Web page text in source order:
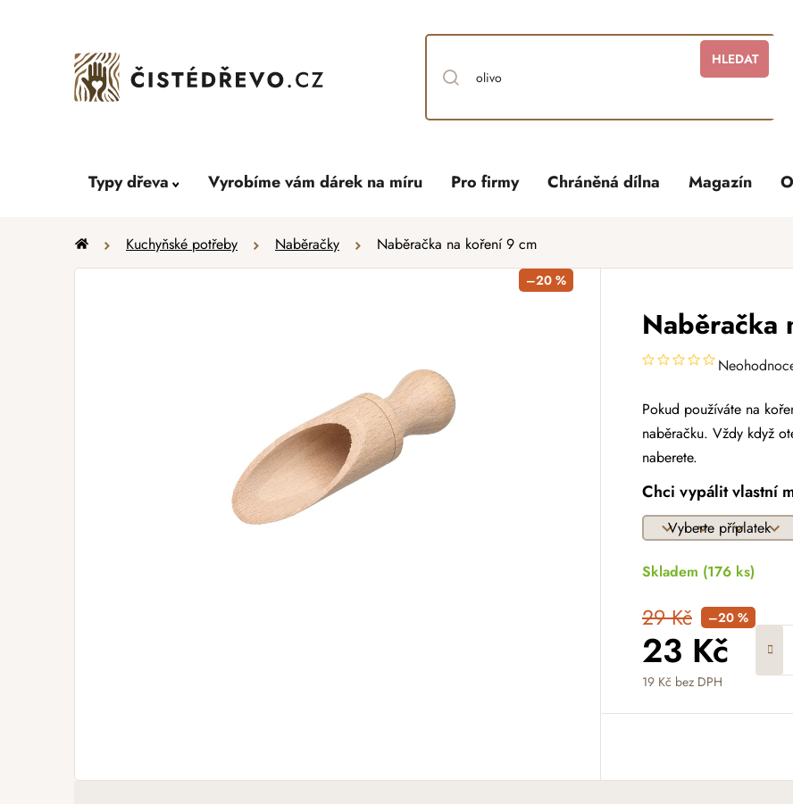
HLEDAT
Typy dřeva Vyrobíme vám dárek na míru Pro firmy Chráněná dílna Magazín
Domů Kuchyňské potřeby Naběračky Naběračka na koření 9 cm
Naběračka
Pokud používáte na
naběračku. Vždy když
naberete.
Chci vypálit vlastní
Skladem (176 ks)
29 Kč –20 %
23 Kč
19 Kč bez DPH
Měrná cena:
–20 %